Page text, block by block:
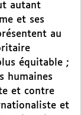
autant
et ses
au
équitable ;
humaines
et contre
et